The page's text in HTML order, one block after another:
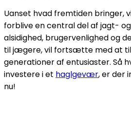
Uanset hvad fremtiden bringer,
forblive en central del af jagt-
alsidighed, brugervenlighed og
til jægere, vil fortsætte med at
generationer af entusiaster. Så
investere i et haglgevær, er der
nu!